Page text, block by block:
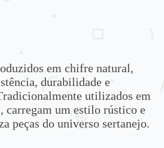
em chifre natural,
durabilidade e
utilizados em
carregam um estilo rústico e
peças do universo sertanejo.